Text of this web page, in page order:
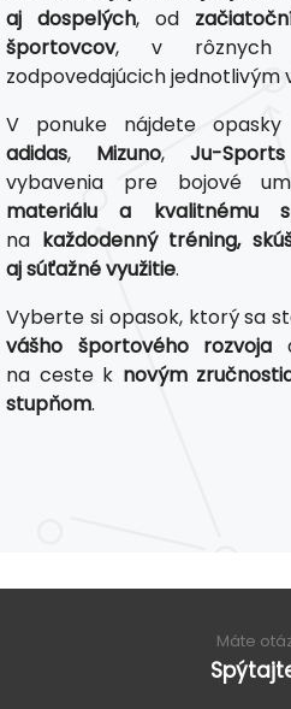
aj dospelých, od
športovcov, v rôznych
zodpovedajúcich jednotlivým
V ponuke nájdete opasky
adidas, Mizuno, Ju-Sports
vybavenia pre bojové
materiálu a kvalitnému
na každodenný tréning,
aj súťažné využitie.
Vyberte si opasok, ktorý sa
vášho športového rozvoja
na ceste k novým
stupňom.
Máte